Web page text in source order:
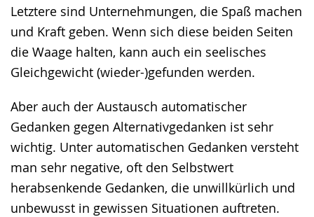
Letztere sind Unternehmungen, die Spaß machen
und Kraft geben. Wenn sich diese beiden Seiten
die Waage halten, kann auch ein seelisches
Gleichgewicht (wieder-)gefunden werden.
Aber auch der Austausch automatischer
Gedanken gegen Alternativgedanken ist sehr
wichtig. Unter automatischen Gedanken versteht
man sehr negative, oft den Selbstwert
herabsenkende Gedanken, die unwillkürlich und
unbewusst in gewissen Situationen auftreten.